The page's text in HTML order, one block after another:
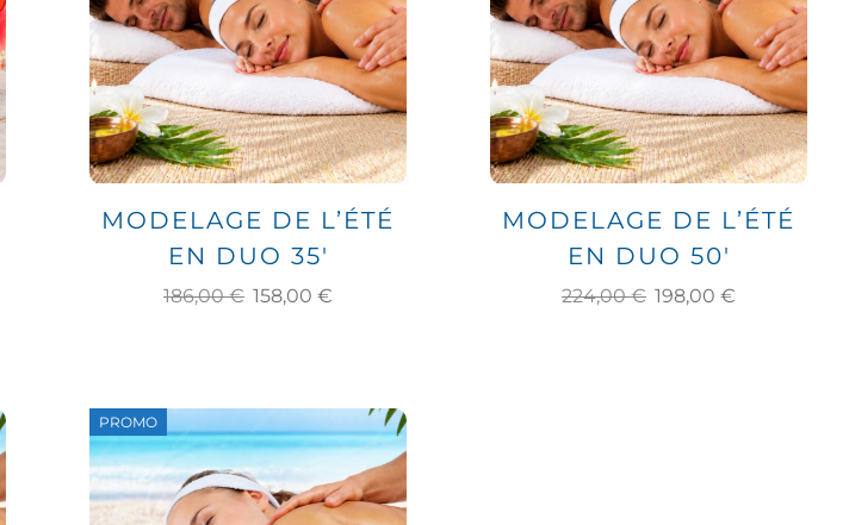
MODELAGE DE L’ÉTÉ
EN DUO 35′
186,00€ 158,00 €
MODELAGE DE L’ÉTÉ
EN DUO 50′
224,00€ 198,00 €
PROMO